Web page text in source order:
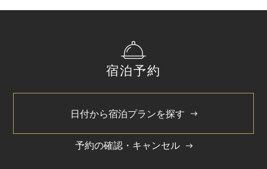
2024/11
宿泊予約
日付から宿泊プランを探す
予約の確認・キャンセル